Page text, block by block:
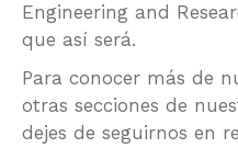
Engineering and
que así será.
Para conocer más de
otras secciones de
dejes de seguirnos en